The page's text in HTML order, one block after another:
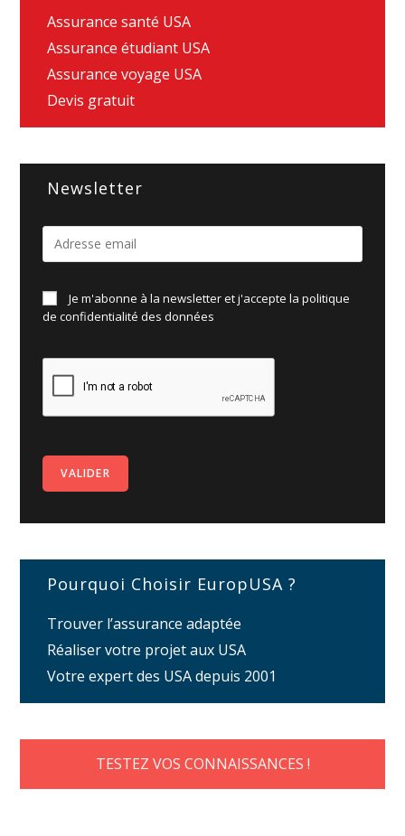
Assurance santé USA
Assurance étudiant USA
Assurance voyage USA
Devis gratuit
Newsletter
Je m'abonne à la newsletter et j'accepte la politique
deconfidentialité des données
Pourquoi Choisir EuropUSA ?
Trouver l’assurance adaptée
Réaliser votre projet aux USA
Votre expert des USA depuis 2001
TESTEZ VOS CONNAISSANCES !